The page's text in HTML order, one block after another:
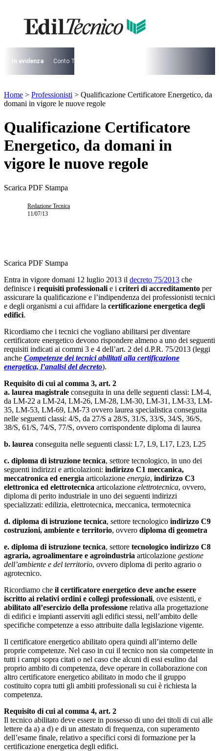
contenuto
Lorem ipsum dolor sit amet consectetur
In evidenza Conto Termico
I più cercati
Lorem ipsum dolor sit amet consectetur
Home > Professionisti > Qualificazione Certificatore Energetico, da
domani in vigore le nuove regole
Qualificazione Certificatore
Energetico, da domani in
vigore le nuove regole
Scarica PDF Stampa
Redazione Tecnica
11/07/13
Scarica PDF Stampa
Entra in vigore domani 12 luglio 2013 il decreto 75/2013 che
definisce i requisiti professionali e i criteri di accreditamento per
assicurare la qualificazione e l’indipendenza dei professionisti tecnici
e degli organismi a cui affidare la certificazione energetica degli
edifici.
Ricordiamo che i tecnici che vogliano abilitarsi per diventare
certificatore energetico devono rispondere almeno a uno dei seguenti
requisiti indicati ai commi 3 e 4 dell’art. 2 del d.P.R. 75/2013 (leggi
anche Competenze dei tecnici abilitati alla certificazione
energetica, l’analisi del decreto).
Requisito di cui al comma 3, art. 2
a. laurea magistrale conseguita in una delle seguenti classi: LM-4,
da LM-22 a LM-24, LM-26, LM-28, LM-30, LM-31, LM-33, LM-
35, LM-53, LM-69, LM-73 ovvero laurea specialistica conseguita
nelle seguenti classi: 4/S, da 27/S a 28/S, 31/S, 33/S, 34/S, 36/S,
38/S, 61/S, 74/S, 77/S, ovvero corrispondente diploma di laurea
b. laurea conseguita nelle seguenti classi: L7, L9, L17, L23, L25
c. diploma di istruzione tecnica, settore tecnologico, in uno dei
seguenti indirizzi e articolazioni: indirizzo C1 meccanica,
meccatronica ed energia articolazione energia, indirizzo C3
elettronica ed elettrotecnica articolazione elettrotecnica, ovvero,
diploma di perito industriale in uno dei seguenti indirizzi
specializzati: edilizia, elettrotecnica, meccanica, termotecnica
d. diploma di istruzione tecnica, settore tecnologico indirizzo C9
costruzioni, ambiente e territorio, ovvero diploma di geometra
e. diploma di istruzione tecnica, settore tecnologico indirizzo C8
agraria, agroalimentare e agroindustria articolazione gestione
dell’ambiente e del territorio, ovvero diploma di perito agrario o
agrotecnico.
Ricordiamo che il certificatore energetico deve anche essere
iscritto ai relativi ordini e collegi professionali, ove esistenti, e
abilitato all’esercizio della professione relativa alla progettazione
di edifici e impianti asserviti agli edifici stessi, nell’ambito delle
specifiche competenze a esso attribuite dalla legislazione vigente.
Il certificatore energetico abilitato opera quindi all’interno delle
proprie competenze. Nel caso in cui il tecnico non sia competente in
tutti i campi sopra citati o nel caso che alcuni di essi esulino dal
proprio ambito di competenza, deve operare in collaborazione con
altro certificatore energetico abilitato in modo che il gruppo
costituito copra tutti gli ambiti professionali su cui è richiesta la
competenza.
Requisito di cui al comma 4, art. 2
Il tecnico abilitato deve essere in possesso di uno dei titoli di cui alle
lettere da a) a d) e di un attestato di frequenza, con superamento
dell’esame finale, relativo a specifici corsi di formazione per la
certificazione energetica degli edifici.